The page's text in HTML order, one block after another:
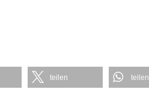
teilen teilen